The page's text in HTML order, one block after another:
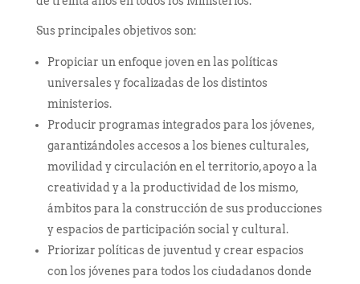
Sus principales objetivos son:
Propiciar un enfoque joven en las políticas
universales y focalizadas de los distintos
ministerios.
Producir programas integrados para los jóvenes,
garantizándoles accesos a los bienes culturales,
movilidad y circulación en el territorio, apoyo a la
creatividad y a la productividad de los mismo,
ámbitos para la construcción de sus producciones
y espacios de participación social y cultural.
Priorizar políticas de juventud y crear espacios
con los jóvenes para todos los ciudadanos donde